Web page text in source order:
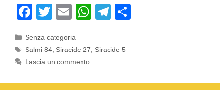
F
c
e
o
T
tt
er
E
ail
W
at
s
p
T
e
m di
Categorie
Senza categoria
Tag
Salmi 84 Siracide 27
Siracide 5
Lascia un commento